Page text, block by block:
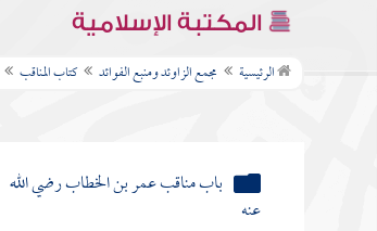
المكتبة الإسلامية
الرئيسية مجمع الزاوئد ومنبع الفوائد كتاب المناقب
كتاب علامات النبوة
كتاب المناقب
باب مناقب عمر بن الخطاب رضي الله
عنه